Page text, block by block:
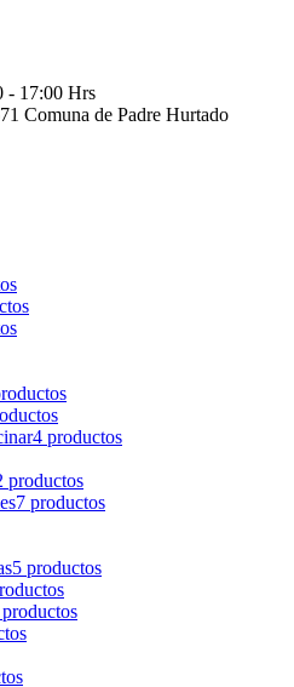
- 17:00 Hrs
Comuna de Padre Hurtado
4 productos
productos
7 productos
5 productos